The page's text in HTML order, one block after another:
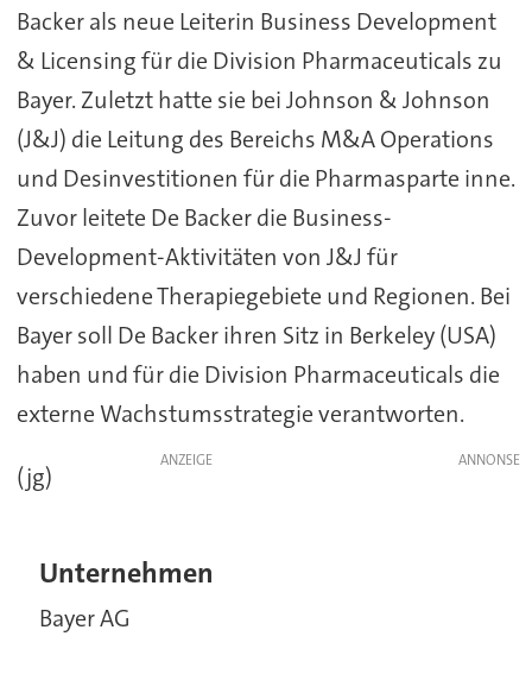
Backer als neue Leiterin Business Development
& Licensing für die Division Pharmaceuticals zu
Bayer. Zuletzt hatte sie bei Johnson & Johnson
(J&J) die Leitung des Bereichs M&A Operations
und Desinvestitionen für die Pharmasparte inne.
Zuvor leitete De Backer die Business-
Development-Aktivitäten von J&J für
verschiedene Therapiegebiete und Regionen. Bei
Bayer soll De Backer ihren Sitz in Berkeley (USA)
haben und für die Division Pharmaceuticals die
externe Wachstumsstrategie verantworten.
ANZEIGE
(jg)
Unternehmen
Bayer AG